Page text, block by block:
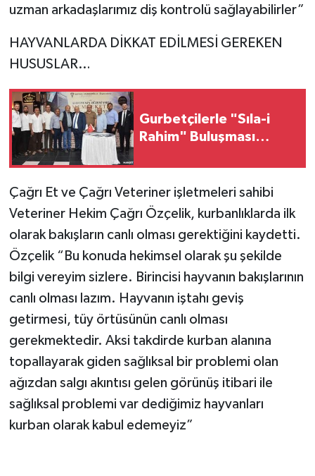
uzman arkadaşlarımız diş kontrolü sağlayabilirler”
HAYVANLARDA DİKKAT EDİLMESİ GEREKEN
HUSUSLAR…
Gurbetçilerle "Sıla-i
Rahim" Buluşması…
Çağrı Et ve Çağrı Veteriner işletmeleri sahibi
Veteriner Hekim Çağrı Özçelik, kurbanlıklarda ilk
olarak bakışların canlı olması gerektiğini kaydetti.
Özçelik “Bu konuda hekimsel olarak şu şekilde
bilgi vereyim sizlere. Birincisi hayvanın bakışlarının
canlı olması lazım. Hayvanın iştahı geviş
getirmesi, tüy örtüsünün canlı olması
gerekmektedir. Aksi takdirde kurban alanına
topallayarak giden sağlıksal bir problemi olan
ağızdan salgı akıntısı gelen görünüş itibari ile
sağlıksal problemi var dediğimiz hayvanları
kurban olarak kabul edemeyiz”